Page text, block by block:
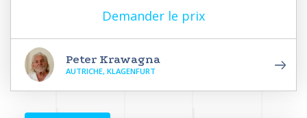
Demander le prix
Peter Krawagna
AUTRICHE, KLAGENFURT